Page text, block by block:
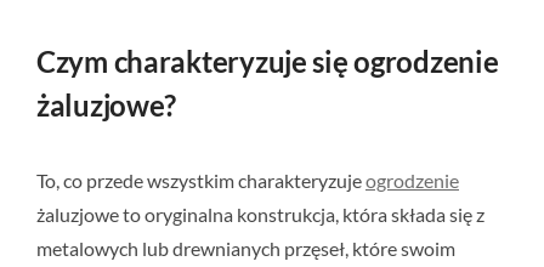
Czym charakteryzuje się ogrodzenie
żaluzjowe?
To, co przede wszystkim charakteryzujeogrodzenie
żaluzjowe to oryginalna konstrukcja, która składa się z
metalowych lub drewnianych przęseł, które swoim